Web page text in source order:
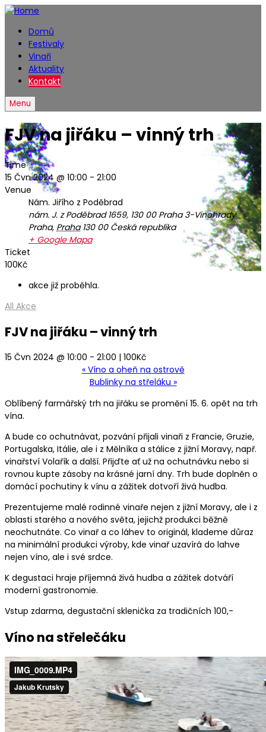
Domů
Festivaly
Vinaři
Aktuality
Kontakt
Menu
FJV na jiřáku – vinný trh
Time
15 Čvn 2024 @ 10:00 - 21:00
Venue
Nám. Jiřího z Poděbrad
nám. J. z Poděbrad 1659, 130 00 Praha 3-Vinohrady
Praha, Praha 130 00 Česká republika
+ Google Mapa
Ticket
100Kč
akce již proběhla.
All Akce
FJV na jiřáku – vinný trh
15 Čvn 2024 @ 10:00 - 21:00 | 100Kč
«Víno a oheň na ostrově
Bublinky na střeláku »
Oblíbený farmářský trh na jiřáku se promění 15. 6. opět na trh
vína.
A bude co ochutnávat, pozvání přijali vinaři z Francie, Gruzie,
Portugalska, Itálie, ale i z Mělníka a stálice z jižní Moravy, např.
vinařství Volařík a další. Přijďte ať už na ochutnávku nebo si
rovnou kupte zásoby na krásné jarní dny. Trh bude doplněn o
domácí pochutiny k vínu a zážitek dotvoří živá hudba.
Prezentujeme malé rodinné vinaře nejen z jižní Moravy, ale i z
oblasti starého a nového světa, jejichž produkci běžně
neochutnáte. Co vinař a co láhev to originál, klademe důraz
na minimální produkci výroby, kde vinař uzavírá do lahve
nejen víno, ale i své srdce.
K degustaci hraje příjemná živá hudba a zážitek dotváří
moderní gastronomie.
Vstup zdarma, degustační sklenička za tradičních 100,-
Víno na střelečáku